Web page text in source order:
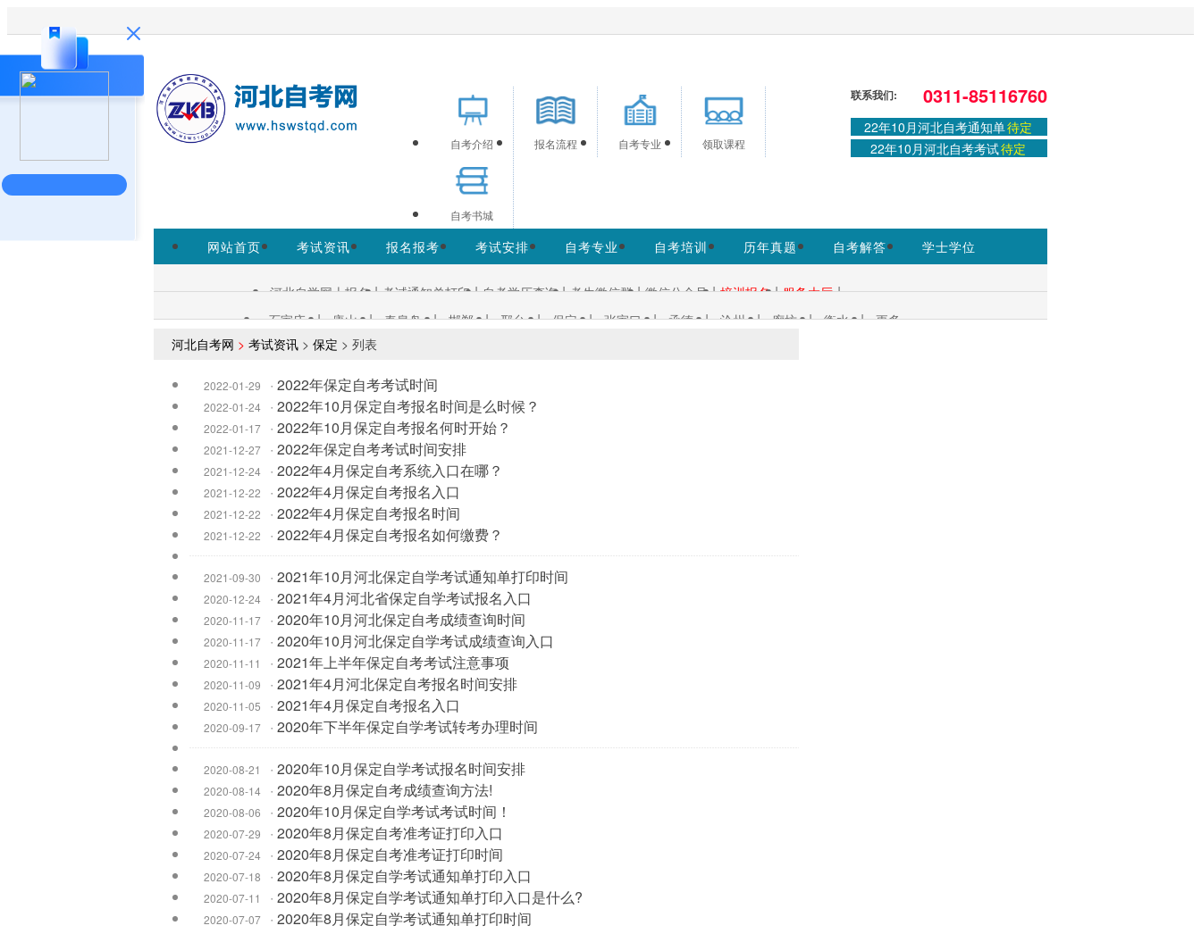
欢迎访问河北自考网！为考生提供河北自考信息服务，供学习交流使用，非政府官方网站，官方信息以河北省教育考试院
自考介绍 报名流程 自考专业 领取课程
自考书城
联系我们: 0311-85116760
22年10月河北自考通知单待定
22年10月河北自考考试待定
网站首页 考试资讯 报名报考 考试安排 自考专业 自考培训 历年真题 自考解答
学士学位
自考查询：
河北自学网上报名 | 考试通知单打印 | 自考学历查询 | 考生微信群 | 微信公众号 | 培训报名 | 服务大厅 |
各市自考：
石家庄 | 唐山 | 秦皇岛 | 邯郸 | 邢台 | 保定 | 张家口 | 承德 | 沧州 | 廊坊 | 衡水 |
更多+
河北自考网 > 考试资讯 > 保定 > 列表
2022-01-29 · 2022年保定自考考试时间
2022-01-24 · 2022年10月保定自考报名时间是么时候？
2022-01-17 · 2022年10月保定自考报名何时开始？
2021-12-27 · 2022年保定自考考试时间安排
2021-12-24 · 2022年4月保定自考系统入口在哪？
2021-12-22 · 2022年4月保定自考报名入口
2021-12-22 · 2022年4月保定自考报名时间
2021-12-22 · 2022年4月保定自考报名如何缴费？
2021-09-30 · 2021年10月河北保定自学考试通知单打印时间
2020-12-24 · 2021年4月河北省保定自学考试报名入口
2020-11-17 · 2020年10月河北保定自考成绩查询时间
2020-11-17 · 2020年10月河北保定自学考试成绩查询入口
2020-11-11 · 2021年上半年保定自考考试注意事项
2020-11-09 · 2021年4月河北保定自考报名时间安排
2020-11-05 · 2021年4月保定自考报名入口
2020-09-17 · 2020年下半年保定自学考试转考办理时间
2020-08-21 · 2020年10月保定自学考试报名时间安排
2020-08-14 · 2020年8月保定自考成绩查询方法!
2020-08-06 · 2020年10月保定自学考试考试时间！
2020-07-29 · 2020年8月保定自考准考证打印入口
2020-07-24 · 2020年8月保定自考准考证打印时间
2020-07-18 · 2020年8月保定自学考试通知单打印入口
2020-07-11 · 2020年8月保定自学考试通知单打印入口是什么?
2020-07-07 · 2020年8月保定自学考试通知单打印时间